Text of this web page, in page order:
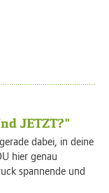
JETZT?"
dabei, in deine
hier genau
spannende und